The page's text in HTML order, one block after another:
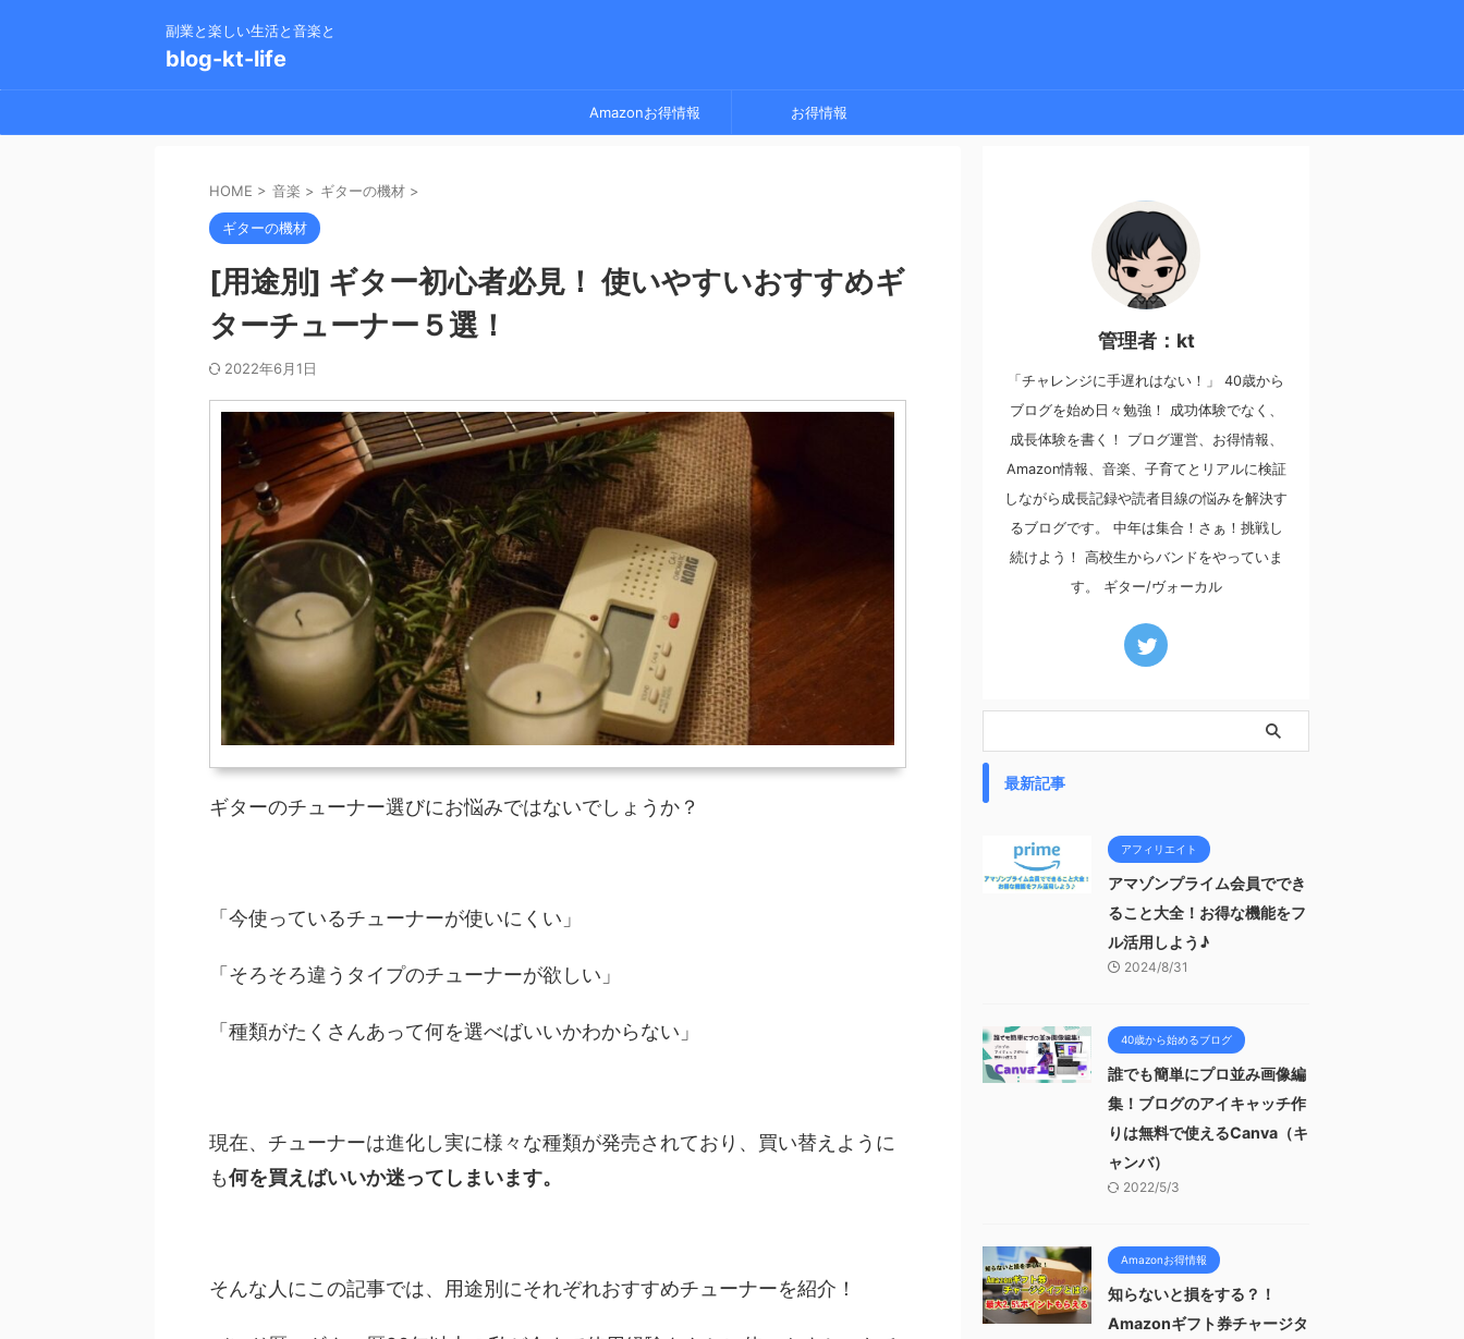
副業と楽しい生活と音楽と
blog-kt-life
Amazonお得情報 お得情報
HOME > 音楽 > ギターの機材 >
ギターの機材
[用途別] ギター初心者必見！ 使いやすいおすすめギ
ターチューナー５選！
2022年6月1日
ギターのチューナー選びにお悩みではないでしょうか？
「今使っているチューナーが使いにくい」
「そろそろ違うタイプのチューナーが欲しい」
「種類がたくさんあって何を選べばいいかわからない」
現在、チューナーは進化し実に様々な種類が発売されており、買い替えように
も何を買えばいいか迷ってしまいます。
そんな人にこの記事では、用途別にそれぞれおすすめチューナーを紹介！
管理者：kt
「チャレンジに手遅れはない！」 40歳から
ブログを始め日々勉強！ 成功体験でなく、
成長体験を書く！ ブログ運営、お得情報、
Amazon情報、音楽、子育てとリアルに検証
しながら成長記録や読者目線の悩みを解決す
るブログです。 中年は集合！さぁ！挑戦し
続けよう！ 高校生からバンドをやっていま
す。 ギター/ヴォーカル
最新記事
アフィリエイト
アマゾンプライム会員ででき
ること大全！お得な機能をフ
ル活用しよう♪
2024/8/31
40歳から始めるブログ
誰でも簡単にプロ並み画像編
集！ブログのアイキャッチ作
りは無料で使えるCanva（キ
ャンバ）
2022/5/3
Amazonお得情報
知らないと損をする？！
Amazonギフト券チャージタ